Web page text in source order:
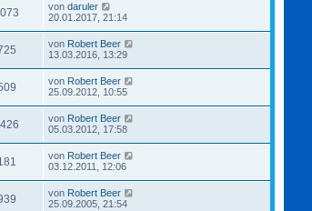
von daruler
20.01.2017, 21:14
von Robert Beer
13.03.2016, 13:29
von Robert Beer
25.09.2012, 10:55
von Robert Beer
05.03.2012, 17:58
von Robert Beer
03.12.2011, 12:06
von Robert Beer
25.09.2005, 21:54